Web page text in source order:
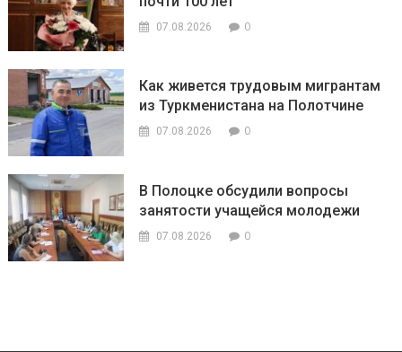
07.08.2026 0
Как живется трудовым мигрантам
из Туркменистана на Полотчине
07.08.2026 0
В Полоцке обсудили вопросы
занятости учащейся молодежи
07.08.2026 0